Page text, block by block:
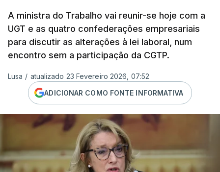
A ministra do Trabalho vai reunir-se hoje com a
UGT e as quatro confederações empresariais
para discutir as alterações à lei laboral, num
encontro sem a participação da CGTP.
Lusa / atualizado 23 Fevereiro 2026, 07:52
ADICIONAR COMO FONTE INFORMATIVA